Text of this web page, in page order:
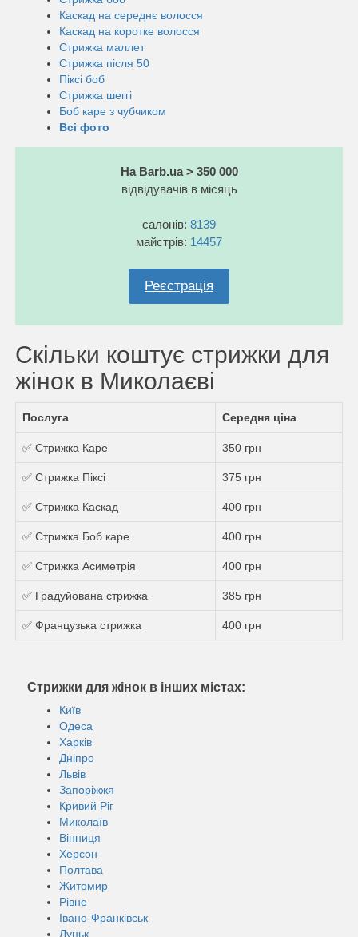
Каскад на середнє волосся
Каскад на коротке волосся
Стрижка маллет
Стрижка після 50
Піксі боб
Стрижка шеггі
Боб каре з чубчиком
Всі фото
На Barb.ua > 350 000
відвідувачів в місяць
салонів: 8139
майстрів: 14457
Реєстрація
Скільки коштує стрижки для
жінок в Миколаєві
Послуга Середня ціна
✅ Стрижка Каре 350 грн
✅ Стрижка Пiксi 375 грн
✅ Стрижка Каскад 400 грн
✅ Стрижка Боб каре 400 грн
✅ Стрижка Асиметрія 400 грн
✅ Градуйована стрижка 385 грн
✅ Французька стрижка 400 грн
Стрижки для жінок в інших містах:
Київ
Одеса
Харків
Дніпро
Львів
Запоріжжя
Кривий Ріг
Миколаїв
Вінниця
Херсон
Полтава
Житомир
Рівне
Івано-Франківськ
Луцьк